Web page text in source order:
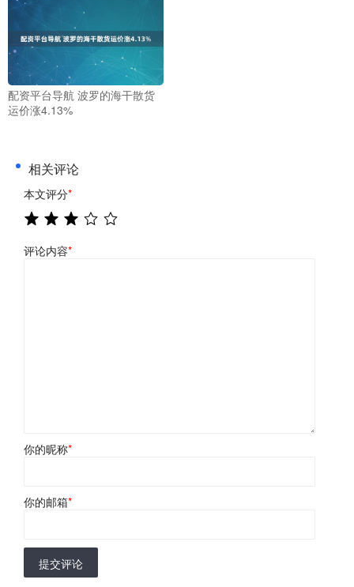
配资平台导航 波罗的海干散货
运价涨4.13%
相关评论
本文评分*
评论内容*
你的昵称*
你的邮箱*
提交评论